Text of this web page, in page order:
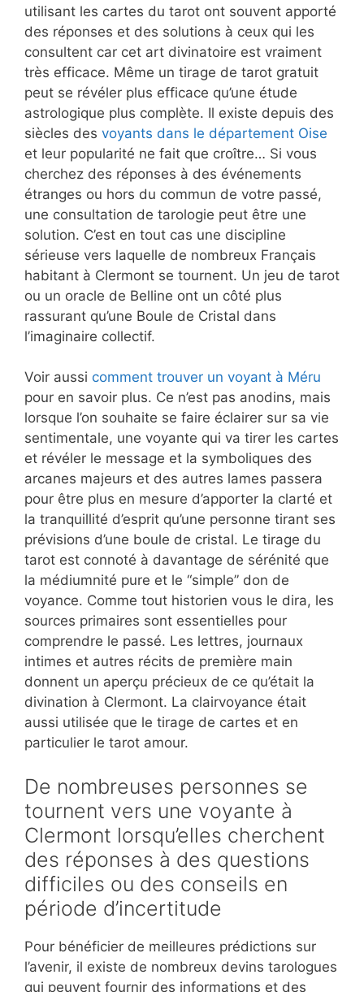
utilisant les cartes du tarot ont souvent apporté
des réponses et des solutions à ceux qui les
consultent car cet art divinatoire est vraiment
très efficace. Même un tirage de tarot gratuit
peut se révéler plus efficace qu’une étude
astrologique plus complète. Il existe depuis des
siècles des voyants dans le département Oise
et leur popularité ne fait que croître… Si vous
cherchez des réponses à des événements
étranges ou hors du commun de votre passé,
une consultation de tarologie peut être une
solution. C’est en tout cas une discipline
sérieuse vers laquelle de nombreux Français
habitant à Clermont se tournent. Un jeu de tarot
ou un oracle de Belline ont un côté plus
rassurant qu’une Boule de Cristal dans
l’imaginaire collectif.
Voir aussi comment trouver un voyant à Méru
pour en savoir plus. Ce n’est pas anodins, mais
lorsque l’on souhaite se faire éclairer sur sa vie
sentimentale, une voyante qui va tirer les cartes
et révéler le message et la symboliques des
arcanes majeurs et des autres lames passera
pour être plus en mesure d’apporter la clarté et
la tranquillité d’esprit qu’une personne tirant ses
prévisions d’une boule de cristal. Le tirage du
tarot est connoté à davantage de sérénité que
la médiumnité pure et le “simple” don de
voyance. Comme tout historien vous le dira, les
sources primaires sont essentielles pour
comprendre le passé. Les lettres, journaux
intimes et autres récits de première main
donnent un aperçu précieux de ce qu’était la
divination à Clermont. La clairvoyance était
aussi utilisée que le tirage de cartes et en
particulier le tarot amour.
De nombreuses personnes se
tournent vers une voyante à
Clermont lorsqu’elles cherchent
des réponses à des questions
difficiles ou des conseils en
période d’incertitude
Pour bénéficier de meilleures prédictions sur
l’avenir, il existe de nombreux devins tarologues
qui peuvent fournir des informations et des